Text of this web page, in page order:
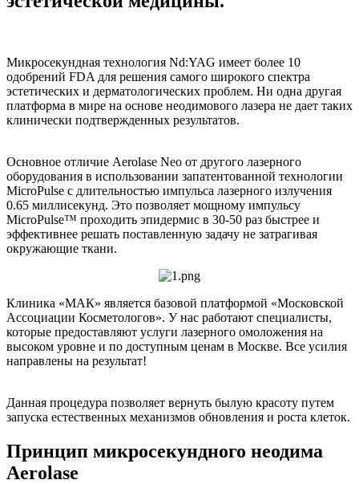
Микросекундная технология Nd:YAG имеет более 10
одобрений FDA для решения самого широкого спектра
эстетических и дерматологических проблем. Ни одна другая
платформа в мире на основе неодимового лазера не дает таких
клинически подтвержденных результатов.
Основное отличие Aerolase Neo от другого лазерного
оборудования в использовании запатентованной технологии
MicroPulse с длительностью импульса лазерного излучения
0.65 миллисекунд. Это позволяет мощному импульсу
MicroPulse™ проходить эпидермис в 30-50 раз быстрее и
эффективнее решать поставленную задачу не затрагивая
окружающие ткани.
Клиника «МАК» является базовой платформой «Московской
Ассоциации Косметологов». У нас работают специалисты,
которые предоставляют услуги лазерного омоложения на
высоком уровне и по доступным ценам в Москве. Все усилия
направлены на результат!
Данная процедура позволяет вернуть былую красоту путем
запуска естественных механизмов обновления и роста клеток.
Принцип микросекундного неодима
Aerolase